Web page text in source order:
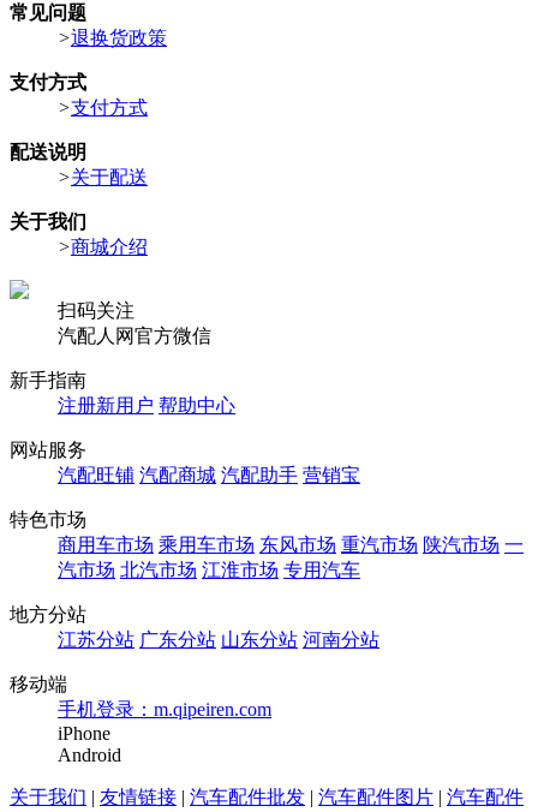
常见问题
>退换货政策
支付方式
>支付方式
配送说明
>关于配送
关于我们
>商城介绍
扫码关注
汽配人网官方微信
新手指南
注册新用户 帮助中心
网站服务
汽配旺铺 汽配商城 汽配助手 营销宝
特色市场
商用车市场 乘用车市场 东风市场 重汽市场 陕汽市场 一
汽市场 北汽市场 江淮市场 专用汽车
地方分站
江苏分站 广东分站 山东分站 河南分站
移动端
手机登录：m.qipeiren.com
iPhone
Android
关于我们 | 友情链接 | 汽车配件批发 | 汽车配件图片 | 汽车配件